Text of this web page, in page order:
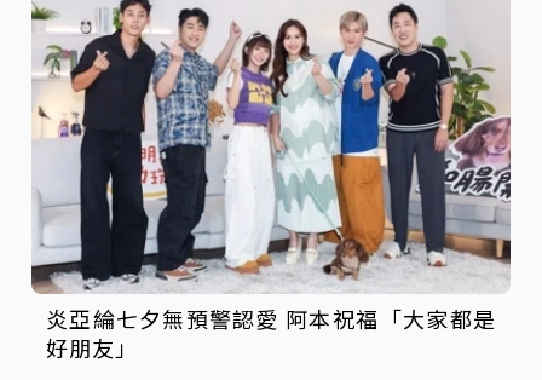
炎亞綸七夕無預警認愛 阿本祝福「大家都是
好朋友」